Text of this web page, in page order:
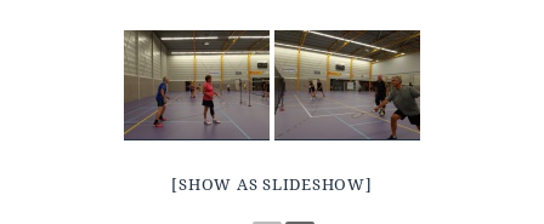
[SHOW AS SLIDESHOW]